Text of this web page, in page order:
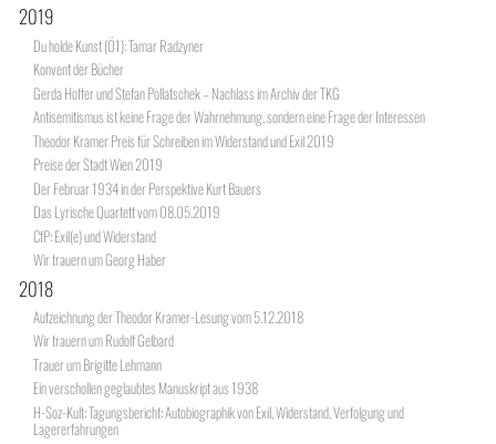
2019
Du holde Kunst (Ö1): Tamar Radzyner
Konvent der Bücher
Gerda Hoffer und Stefan Pollatschek – Nachlass im Archiv der TKG
Antisemitismus ist keine Frage der Wahrnehmung, sondern eine Frage der Interessen
Theodor Kramer Preis für Schreiben im Widerstand und Exil 2019
Preise der Stadt Wien 2019
Der Februar 1934 in der Perspektive Kurt Bauers
Das Lyrische Quartett vom 08.05.2019
CfP: Exil(e) und Widerstand
Wir trauern um Georg Haber
2018
Aufzeichnung der Theodor Kramer-Lesung vom 5.12.2018
Wir trauern um Rudolf Gelbard
Trauer um Brigitte Lehmann
Ein verschollen geglaubtes Manuskript aus 1938
H-Soz-Kult: Tagungsbericht: Autobiographik von Exil, Widerstand, Verfolgung und
Lagererfahrungen